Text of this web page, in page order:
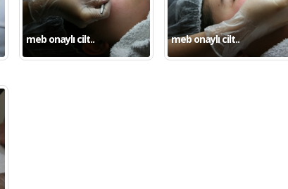
meb onaylı cilt.. meb onaylı cilt..